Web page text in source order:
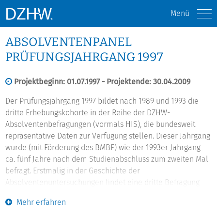
Menü
ABSOLVENTENPANEL
PRÜFUNGSJAHRGANG 1997
Projektbeginn: 01.07.1997 - Projektende: 30.04.2009
Der Prüfungsjahrgang 1997 bildet nach 1989 und 1993 die
dritte Erhebungskohorte in der Reihe der DZHW-
Absolventenbefragungen (vormals HIS), die bundesweit
repräsentative Daten zur Verfügung stellen. Dieser Jahrgang
wurde (mit Förderung des BMBF) wie der 1993er Jahrgang
ca. fünf Jahre nach dem Studienabschluss zum zweiten Mal
befragt. Erstmalig in der Geschichte der
Absolventenuntersuchungen findet eine dritte Befragung
Sommer 2007 stattgefunden; im Frühjahr 2008 folgten nach
Mehr erfahren